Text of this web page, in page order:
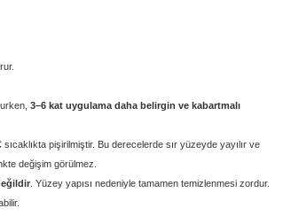
3–6 kat uygulama daha belirgin ve kabartmalı
sıcaklıkta pişirilmiştir. Bu derecelerde sır yüzeyde yayılır ve
değişim görülmez.
. Yüzey yapısı nedeniyle tamamen temizlenmesi zordur.